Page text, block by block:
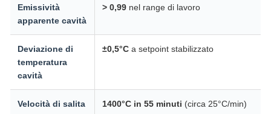
Emissività
apparente cavità
> 0,99 nel range di lavoro
Deviazione di
temperatura
cavità
±0,5°C a setpoint stabilizzato
Velocità di salita 1400°C in 55 minuti (circa 25°C/min)